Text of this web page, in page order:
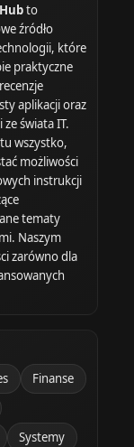
to
źródło
które
praktyczne
aplikacji oraz
świata IT.
wszystko,
możliwości
instrukcji
tematy
Naszym
zarówno dla
Finanse
Systemy